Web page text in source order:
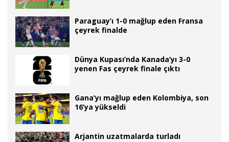
Paraguay’ı 1-0 mağlup eden Fransa
çeyrek finalde
Dünya Kupası’nda Kanada’yı 3-0
yenen Fas çeyrek finale çıktı
Gana’yı mağlup eden Kolombiya, son
16’ya yükseldi
Arjantin uzatmalarda turladı